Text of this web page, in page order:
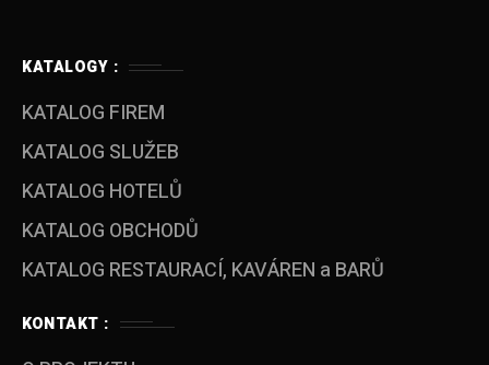
KATALOGY :
KATALOG FIREM
KATALOG SLUŽEB
KATALOG HOTELŮ
KATALOG OBCHODŮ
KATALOG RESTAURACÍ, KAVÁREN a BARŮ
KONTAKT :